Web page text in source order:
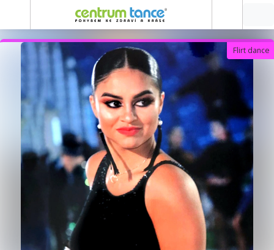
Flirt dance